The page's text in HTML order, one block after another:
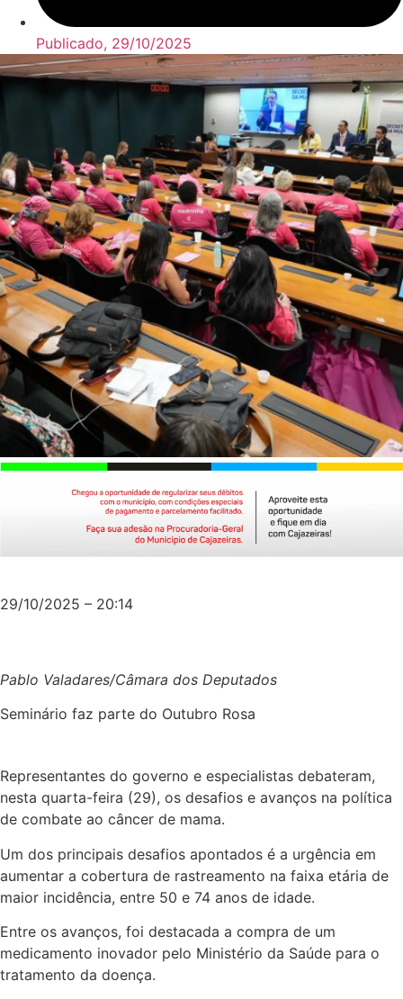
Publicado, 29/10/2025
29/10/2025 – 20:14
Pablo Valadares/Câmara dos Deputados
Seminário faz parte do Outubro Rosa
Representantes do governo e especialistas debateram,
nesta quarta-feira (29), os desafios e avanços na política
de combate ao câncer de mama.
Um dos principais desafios apontados é a urgência em
aumentar a cobertura de rastreamento na faixa etária de
maior incidência, entre 50 e 74 anos de idade.
Entre os avanços, foi destacada a compra de um
medicamento inovador pelo Ministério da Saúde para o
tratamento da doença.